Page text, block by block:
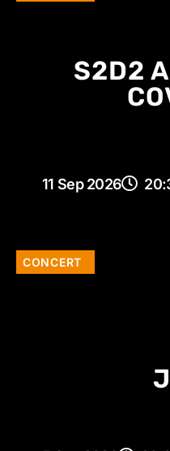
S2D2
11 Sep 2026
CONCERT